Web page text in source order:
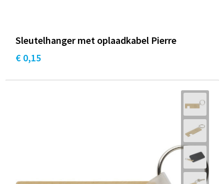
Sleutelhanger met oplaadkabel Pierre
€ 0,15